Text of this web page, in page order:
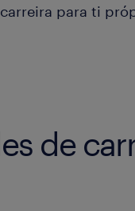
para ti
de